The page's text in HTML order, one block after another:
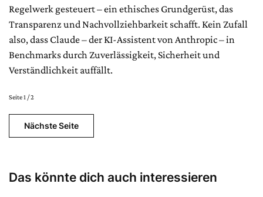
Regelwerk gesteuert – ein ethisches Grundgerüst, das
Transparenz und Nachvollziehbarkeit schafft. Kein Zufall
also, dass Claude – der KI-Assistent von Anthropic – in
Benchmarks durch Zuverlässigkeit, Sicherheit und
Verständlichkeit auffällt.
Seite 1 / 2
Nächste Seite
Das könnte dich auch interessieren